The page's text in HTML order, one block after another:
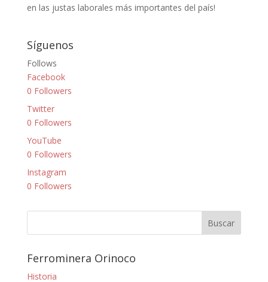
en las justas laborales más importantes del país!
Síguenos
Follows
Facebook
0 Followers
Twitter
0 Followers
YouTube
0 Followers
Instagram
0 Followers
Ferrominera Orinoco
Historia